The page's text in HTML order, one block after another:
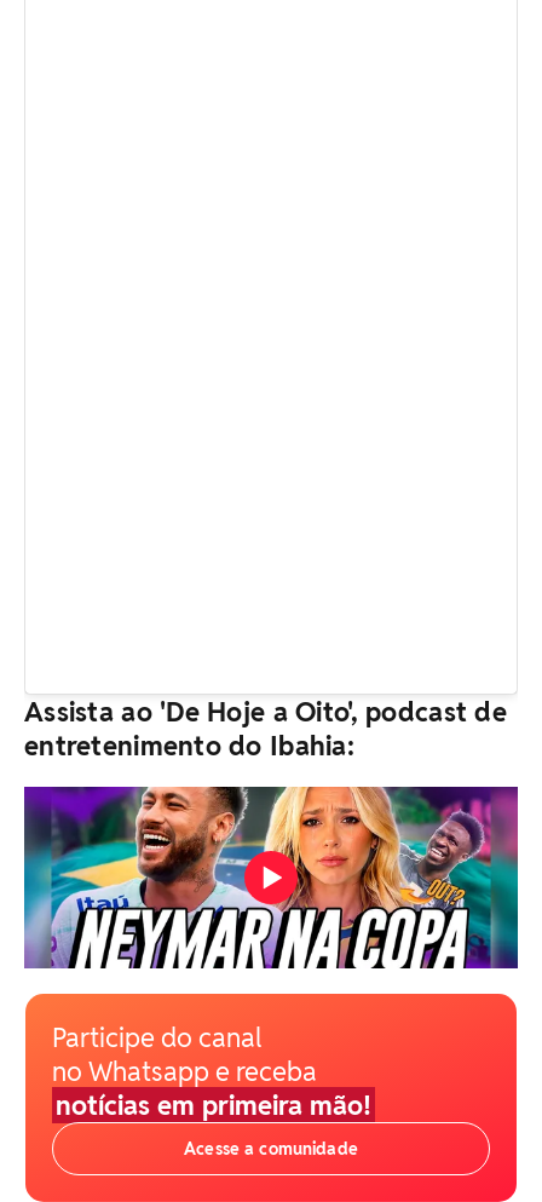
Assista ao 'De Hoje a Oito', podcast de
entretenimento do Ibahia:
Participe do canal
no Whatsapp e receba
notícias em primeira mão!
Acesse a comunidade